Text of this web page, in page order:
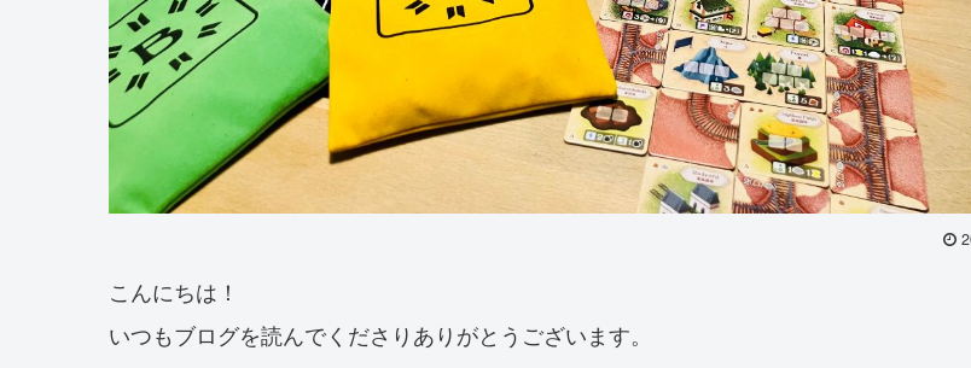
こんにちは！
いつもブログを読んでくださりありがとうございます。